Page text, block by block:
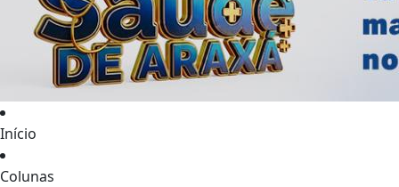
Início
Colunas